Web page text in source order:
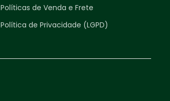
Políticas de Venda e Frete
Política de Privacidade (LGPD)